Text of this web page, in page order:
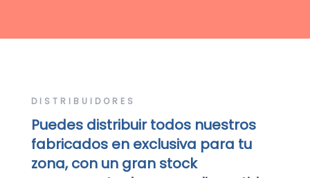
DISTRIBUIDORES
Puedes distribuir todos nuestros
fabricados en exclusiva para tu
zona, con un gran stock